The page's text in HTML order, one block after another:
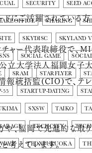
SECURITY SEED
SHARING
SKYDISC SKYLAND
SOCIAL GAME
SRAM STARFLYER
55 STARTUP-DATING
SXSW TAIKO
TECHCITY
TEDXFUKUOKA
ドにご活躍されている
チャー代表取締役で
公立大学法人福岡女
報統括監(CIO)で、テレ
、福岡で先進的な取り
考えています。